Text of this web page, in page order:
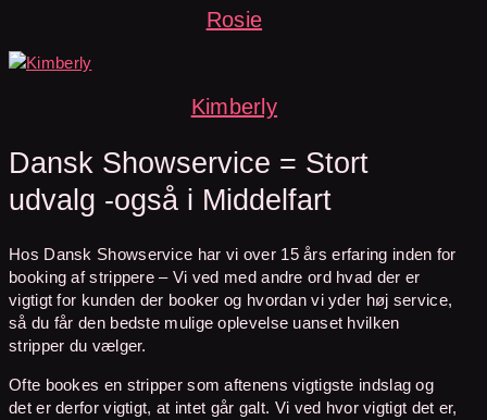
Rosie
Kimberly
Dansk Showservice = Stort
udvalg -også i Middelfart
Hos Dansk Showservice har vi over 15 års erfaring inden for
booking af strippere – Vi ved med andre ord hvad der er
vigtigt for kunden der booker og hvordan vi yder høj service,
så du får den bedste mulige oplevelse uanset hvilken
stripper du vælger.
Ofte bookes en stripper som aftenens vigtigste indslag og
det er derfor vigtigt, at intet går galt. Vi ved hvor vigtigt det er,